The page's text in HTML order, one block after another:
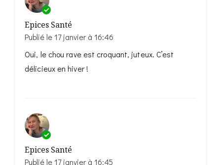
Epices Santé
Publié le 17 janvier à 16:46
Oui, le chou rave est croquant, juteux. C’est
délicieux en hiver !
Epices Santé
Publié le 17 janvier à 16:45